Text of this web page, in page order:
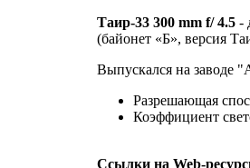
Таир-33 300 mm f/ 4.5 -
(байонет «Б», версия
Выпускался на заводе
Разрешающая
Коэффициент
Ссылки на Web-